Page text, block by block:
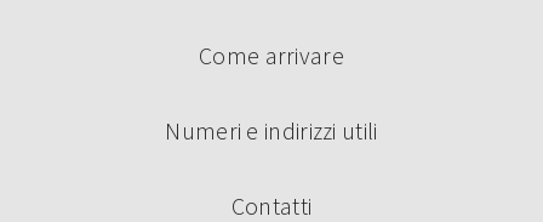
Come arrivare
Numeri e indirizzi utili
Contatti